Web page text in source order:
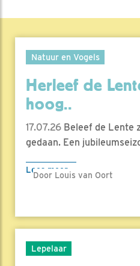
Natuur en Vogels
Herleef de
hoog..
17.07.26 Beleef de Lente
gedaan. Een
Lees meer
Door Louis van Oort
Lepelaar